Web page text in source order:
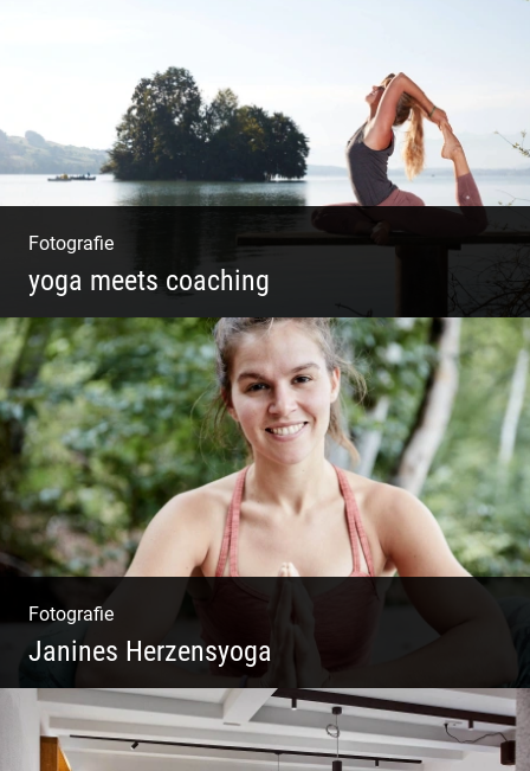
Fotografie
yoga meets coaching
Sonnengruß Katharina Kirchner
Fotografie
Janines Herzensyoga
Spontanes Yoga-Shooting